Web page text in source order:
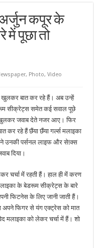
कपूर के
पूछा तो
, Photo,Video
खुलकर बात कर रहे हैं। अब उन्हें
सीक्रेट्स समेत कई सवाल पूछे
खुलकर जवाब देते नजर आए। फिर
कर रहे हैं छैंया छैंया गर्ल्स मलाइका
ने उनकी पर्सनल लाइफ और से!क्स
दिया।
चर्चा में रहती हैं। हाल ही में करण
के बेडरूम सीक्रेट्स के बारे
फिटनेस के लिए जानी जाती हैं।
अपने फिगर से यंग एक्ट्रेस को मात
मलाइका को लेकर चर्चा में हैं। शो